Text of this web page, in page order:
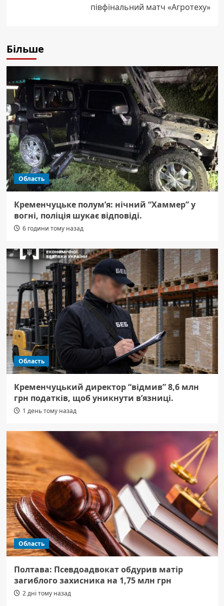
півфінальний матч «Агротеху»
Більше
Область
Кременчуцьке полум’я: нічний “Хаммер” у
вогні, поліція шукає відповіді.
6 години тому назад
Область
Кременчуцький директор “відмив” 8,6 млн
грн податків, щоб уникнути в’язниці.
1 день тому назад
Область
Полтава: Псевдоадвокат обдурив матір
загиблого захисника на 1,75 млн грн
2 дні тому назад